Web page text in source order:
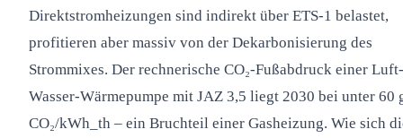
Direktstromheizungen sind indirekt über ETS-1 belastet,
profitieren aber massiv von der Dekarbonisierung des
Strommixes. Der rechnerische CO₂-Fußabdruck einer Luft-
Wasser-Wärmepumpe mit JAZ 3,5 liegt 2030 bei unter 60
CO₂/kWh_th – ein Bruchteil einer Gasheizung. Wie sich